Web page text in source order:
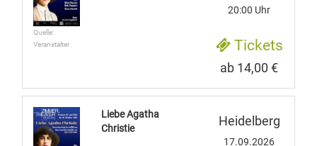
Quelle:
Veranstalter
20:00 Uhr
Tickets
ab 14,00 €
Liebe Agatha
Christie
Heidelberg
17.09.2026